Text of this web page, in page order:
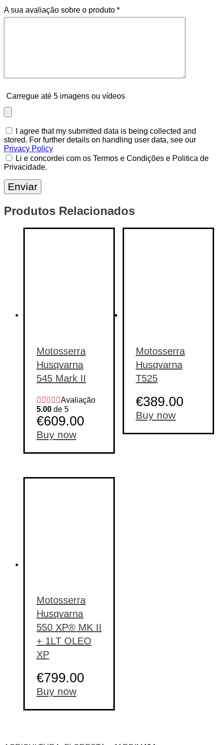
A sua avaliação sobre o produto *
Carregue até 5 imagens ou vídeos
I agree that my submitted data is being collected and
stored. For further details on handling user data, see our
Privacy Policy
Li e concordei com os Termos e Condições e Politica de
Privacidade.
Produtos Relacionados
Motosserra
Husqvarna
545 Mark II
Avaliação
5.00 de 5
€609.00
Buy now
Motosserra
Husqvarna
T525
€389.00
Buy now
Motosserra
Husqvarna
550 XP® MK II
+ 1LT OLEO
XP
€799.00
Buy now